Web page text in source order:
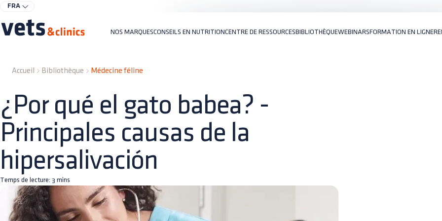
FRA
NOS MARQUESCONSEILS EN NUTRITIONCENTRE DE RESSOURCESBIBLIOTHÈQUEWEBINARSFORMATION EN LIGNE
Accueil Bibliothèque Médecine féline
¿Por qué el gato babea? -
Principales causas de la
hipersalivación
Temps de lecture: 3 mins